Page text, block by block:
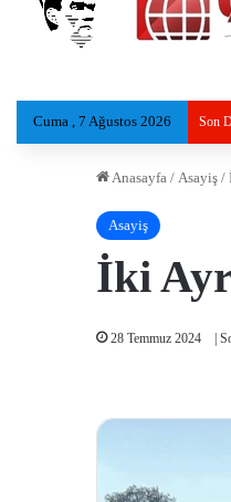
Cuma , 7 Ağustos 2026 Son
Anasayfa / Asayiş /
Asayiş
İki
28 Temmuz 2024 |